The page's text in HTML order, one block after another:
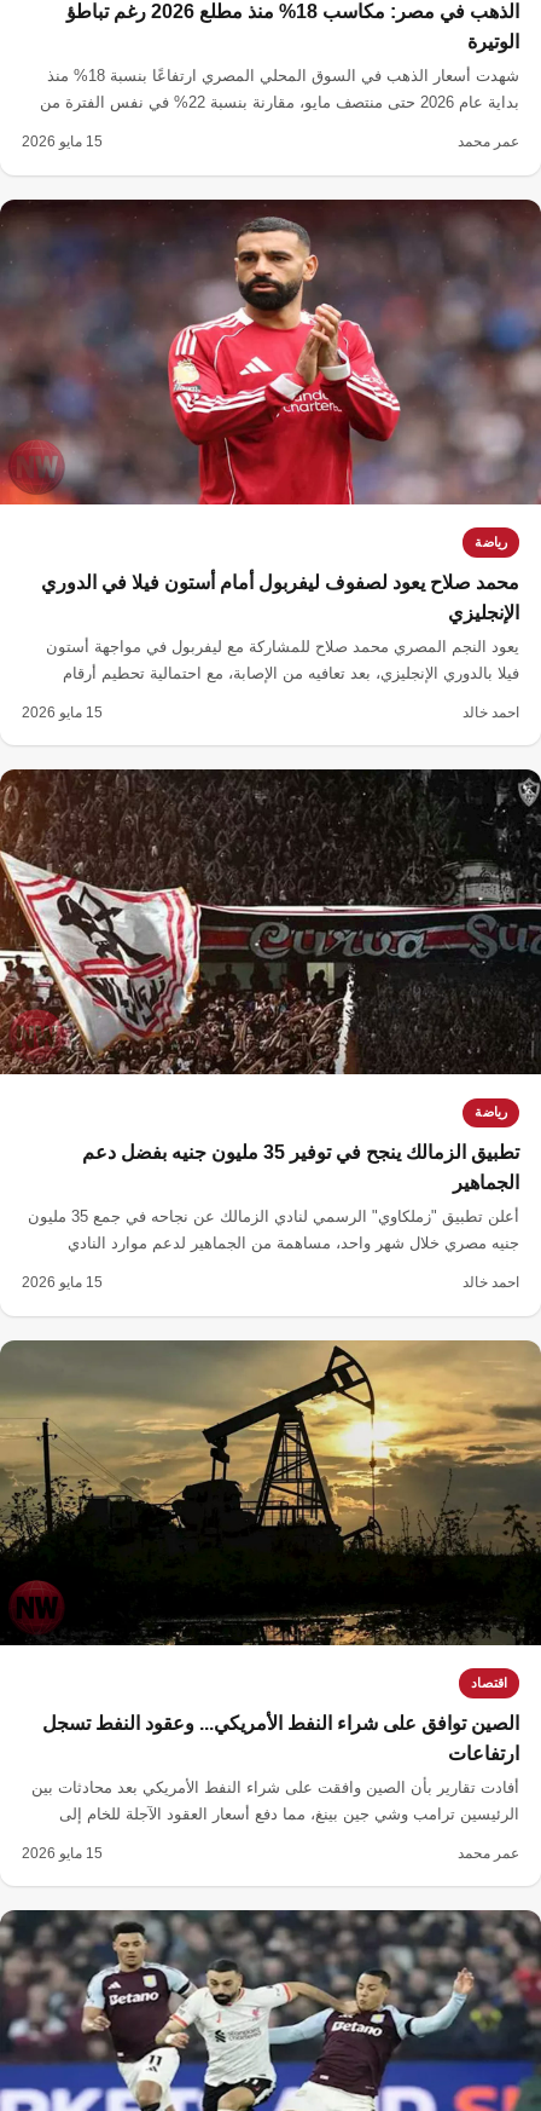
الذهب في مصر: مكاسب 18% منذ مطلع 2026 رغم تباطؤ
الوتيرة
شهدت أسعار الذهب في السوق المحلي المصري ارتفاعًا بنسبة 18% منذ
بداية عام 2026 حتى منتصف مايو، مقارنة بنسبة 22% في نفس الفترة من
عمر محمد 15 مايو 2026
رياضة
محمد صلاح يعود لصفوف ليفربول أمام أستون فيلا في الدوري
الإنجليزي
يعود النجم المصري محمد صلاح للمشاركة مع ليفربول في مواجهة أستون
فيلا بالدوري الإنجليزي، بعد تعافيه من الإصابة، مع احتمالية تحطيم أرقام
احمد خالد 15 مايو 2026
رياضة
تطبيق الزمالك ينجح في توفير 35 مليون جنيه بفضل دعم
الجماهير
أعلن تطبيق "زملكاوي" الرسمي لنادي الزمالك عن نجاحه في جمع 35 مليون
جنيه مصري خلال شهر واحد، مساهمة من الجماهير لدعم موارد النادي
احمد خالد 15 مايو 2026
اقتصاد
الصين توافق على شراء النفط الأمريكي... وعقود النفط تسجل
ارتفاعات
أفادت تقارير بأن الصين وافقت على شراء النفط الأمريكي بعد محادثات بين
الرئيسين ترامب وشي جين بينغ، مما دفع أسعار العقود الآجلة للخام إلى
عمر محمد 15 مايو 2026